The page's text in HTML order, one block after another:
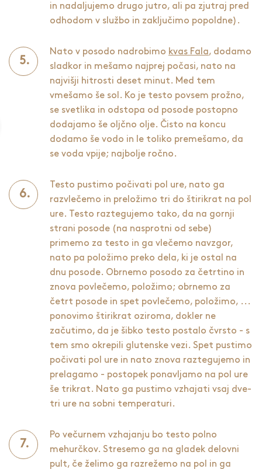
in nadaljujemo drugo jutro, ali pa zjutraj pred
odhodom v službo in zaključimo popoldne).
Nato v posodo nadrobimo kvas Fala, dodamo
sladkor in mešamo najprej počasi, nato na
najvišji hitrosti deset minut. Med tem
vmešamo še sol. Ko je testo povsem prožno,
se svetlika in odstopa od posode postopno
dodajamo še oljčno olje. Čisto na koncu
dodamo še vodo in le toliko premešamo, da
se voda vpije; najbolje ročno.
Testo pustimo počivati pol ure, nato ga
razvlečemo in preložimo tri do štirikrat na pol
ure. Testo raztegujemo tako, da na gornji
strani posode (na nasprotni od sebe)
primemo za testo in ga vlečemo navzgor,
nato pa položimo preko dela, ki je ostal na
dnu posode. Obrnemo posodo za četrtino in
znova povlečemo, položimo; obrnemo za
četrt posode in spet povlečemo, položimo, ...
ponovimo štirikrat oziroma, dokler ne
začutimo, da je šibko testo postalo čvrsto - s
tem smo okrepili glutenske vezi. Spet pustimo
počivati pol ure in nato znova raztegujemo in
prelagamo - postopek ponavljamo na pol ure
še trikrat. Nato ga pustimo vzhajati vsaj dve-
tri ure na sobni temperaturi.
Po večurnem vzhajanju bo testo polno
mehurčkov. Stresemo ga na gladek delovni
pult, če želimo ga razrežemo na pol in ga